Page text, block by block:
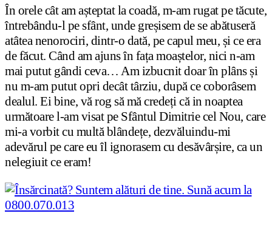
În orele cât am așteptat la coadă, m-am rugat pe tăcute,
întrebându-l pe sfânt, unde greșisem de se abătuseră
atâtea nenorociri, dintr-o dată, pe capul meu, și ce era
de făcut. Când am ajuns în fața moaștelor, nici n-am
mai putut gândi ceva… Am izbucnit doar în plâns și
nu m-am putut opri decât târziu, după ce coborâsem
dealul. Ei bine, vă rog să mă credeți că in noaptea
următoare l-am visat pe Sfântul Dimitrie cel Nou, care
mi-a vorbit cu multă blândețe, dezvăluindu-mi
adevărul pe care eu îl ignorasem cu desăvârșire, ca un
nelegiuit ce eram!